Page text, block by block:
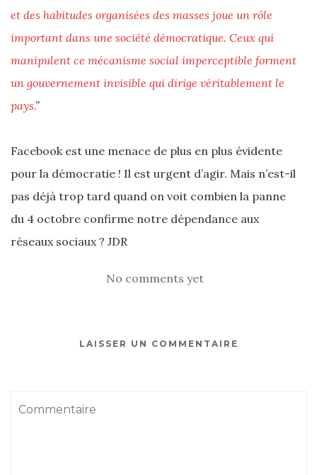
et des habitudes organisées des masses joue un rôle
important dans une société démocratique. Ceux qui
manipulent ce mécanisme social imperceptible forment
un gouvernement invisible qui dirige véritablement le
pays.”
Facebook est une menace de plus en plus évidente
pour la démocratie ! Il est urgent d’agir. Mais n’est-il
pas déjà trop tard quand on voit combien la panne
du 4 octobre confirme notre dépendance aux
réseaux sociaux ? JDR
No comments yet
LAISSER UN COMMENTAIRE